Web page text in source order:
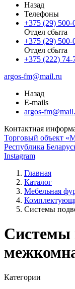
Назад
Телефоны
+375 (29) 500-
Отдел сбыта
+375 (29) 500-
Отдел сбыта
+375 (222) 74-
argos-fm@mail.ru
Назад
E-mails
argos-
Контактная
Торговый объект
Республика
Instagram
Главная
Каталог
Мебельная
Системы
Системы
Категории